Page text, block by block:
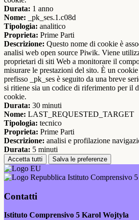
Durata: 1 anno
Nome: _pk_ses.1.c08d
Tipologia: analitico
Proprieta: Prime Parti
Descrizione: Questo nome di cookie è
analisi web open source Piwik. Viene
proprietari di siti Web a monitorare il
misurare le prestazioni del sito. È un
prefisso _pk_ses è seguito da una breve
si ritiene sia un codice di riferimento per il
cookie.
Durata: 30 minuti
Nome: LAST_REQUESTED_TARGET
Tipologia: tecnico
Proprieta: Prime Parti
Descrizione: analisi e profilazione
Durata: 5 minuti
Accetta tutti Salva le preferenze
Istituto Comprensivo
Contatti
Istituto Comprensivo 5 Karol Wojtyla